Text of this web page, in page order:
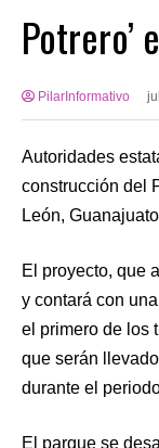
Potrero’
PilarInformativo
Autoridades
construcción del
León,
El proyecto, que
y contará con
el primero de los
que serán
durante el
El parque se